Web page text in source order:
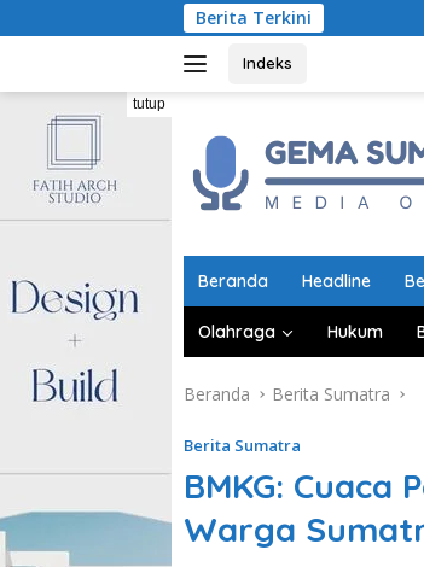
ke
Berita TerkiniCuaca
Indeks
tutup
Beranda Headline
Olahraga Hukum
Beranda Berita Sumatra
Berita Sumatra
BMKG: Cuaca
Warga